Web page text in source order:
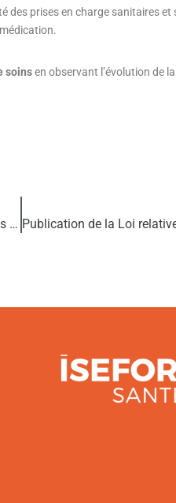
des prises en charge sanitaires et
soinsen observant l’évolution de
Publication de la Synthèse de la Journée annuelle 2018 du Pôle Ressources ETP Ile de France